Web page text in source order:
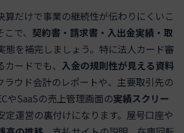
算だけで事業の継続性が伝わりにくいこ
で、 契約書・請求書・入出金実績・取
態を補完しましょう。特に法人カード審
ードでも、 入金の規則性が見える資料
ラウド会計のレポートや、主要取引先の
やSaaSの売上管理画面の実績スクリー
定運営の裏付けになります。屋号口座や